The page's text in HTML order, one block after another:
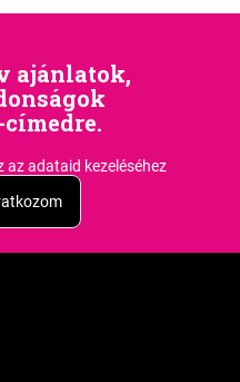
ajánlatok,
az adataid kezeléséhez